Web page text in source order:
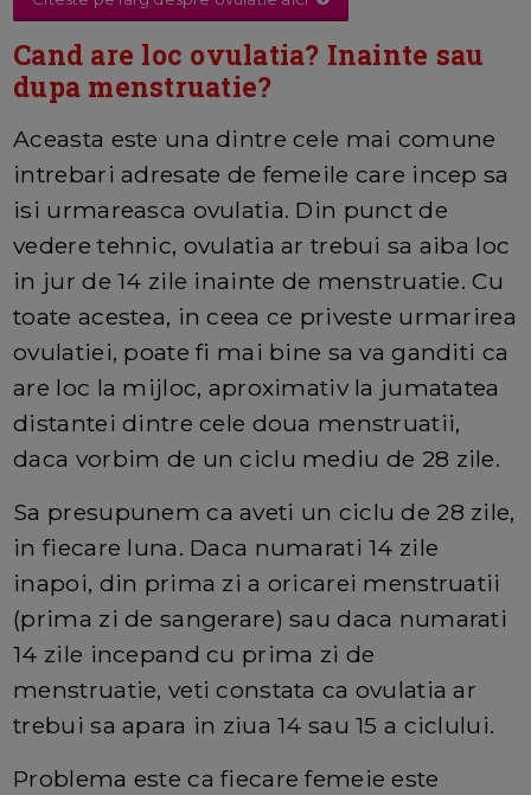
Cand are loc ovulatia? Inainte sau
dupa menstruatie?
Aceasta este una dintre cele mai comune
intrebari adresate de femeile care incep sa
isi urmareasca ovulatia. Din punct de
vedere tehnic, ovulatia ar trebui sa aiba loc
in jur de 14 zile inainte de menstruatie. Cu
toate acestea, in ceea ce priveste urmarirea
ovulatiei, poate fi mai bine sa va ganditi ca
are loc la mijloc, aproximativ la jumatatea
distantei dintre cele doua menstruatii,
daca vorbim de un ciclu mediu de 28 zile.
Sa presupunem ca aveti un ciclu de 28 zile,
in fiecare luna. Daca numarati 14 zile
inapoi, din prima zi a oricarei menstruatii
(prima zi de sangerare) sau daca numarati
14 zile incepand cu prima zi de
menstruatie, veti constata ca ovulatia ar
trebui sa apara in ziua 14 sau 15 a ciclului.
Problema este ca fiecare femeie este